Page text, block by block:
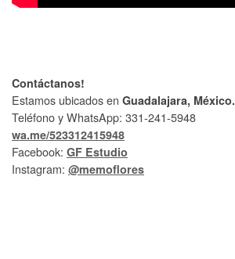
Contáctanos!
Estamos ubicados en Guadalajara, México.
Teléfono y WhatsApp: 331-241-5948
wa.me/523312415948
Facebook: GF Estudio
Instagram: @memoflores